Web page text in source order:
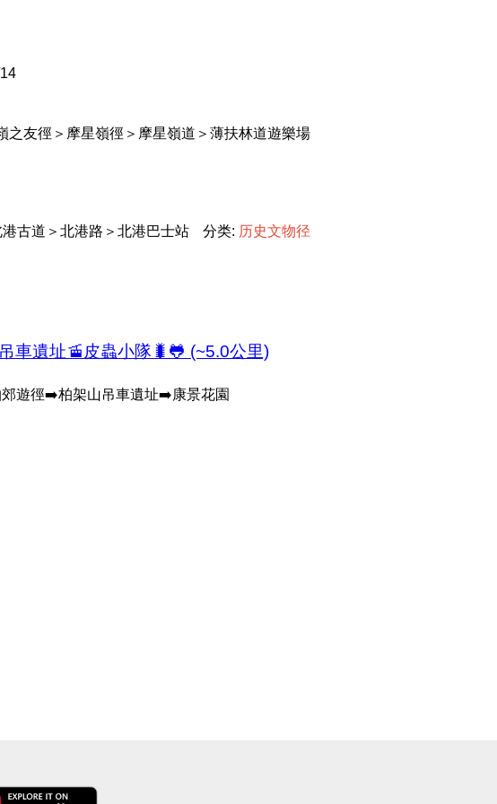
友徑＞摩星嶺徑＞摩星嶺道＞薄扶林道遊樂場
古道＞北港路＞北港巴士站 分类: 历史文物径
車遺址🚡皮蟲小隊🐛🐸 (~5.0公里)
遊徑➡️柏架山吊車遺址➡️康景花園